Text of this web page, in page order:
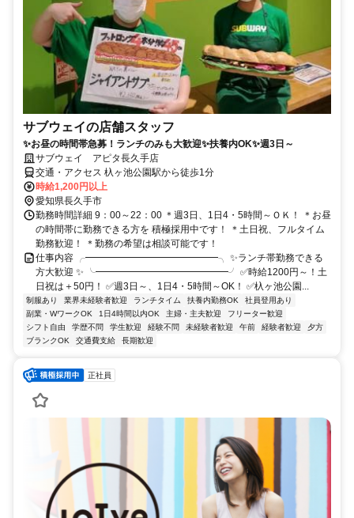
サブウェイの店舗スタッフ
✨お昼の時間帯急募！ランチのみも大歓迎✨扶養内OK✨週3日～
サブウェイ アピタ長久手店
交通・アクセス 杁ヶ池公園駅から徒歩1分
時給1,200円以上
愛知県長久手市
勤務時間詳細 9：00～22：00 ＊週3日、1日4・5時間～ＯＫ！ ＊お昼
の時間帯に勤務できる方を 積極採用中です！ ＊土日祝、フルタイム
勤務歓迎！ ＊勤務の希望は相談可能です！
仕事内容 ╭━━━━━━━━━━━━━━╮ ✨ランチ帯勤務できる
方大歓迎 ✨ ╰━━━━━━━━━━━━━━╯ ✅時給1200円～！土
日祝は＋50円！ ✅週3日～、1日4・5時間～OK！ ✅杁ヶ池公園...
制服あり 業界未経験者歓迎 ランチタイム 扶養内勤務OK
社員登用あり
副業・WワークOK
1日4時間以内OK 主婦・主夫歓迎
フリーター歓迎
シフト自由
学歴不問 学生歓迎 経験不問 未経験者歓迎 午前 経験者歓迎
夕方
ブランクOK
交通費支給 長期歓迎
正社員